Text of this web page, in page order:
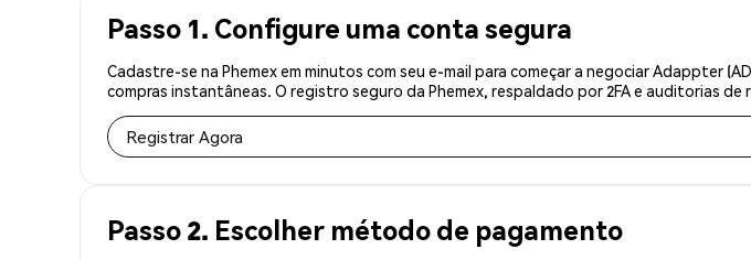
Passo 1. Configure uma conta segura
Cadastre-se na Phemex em minutos com seu e-mail para começar a negociar Adappter
compras instantâneas. O registro seguro da Phemex, respaldado por 2FA e auditorias
Registrar Agora
Passo 2. Escolher método de pagamento